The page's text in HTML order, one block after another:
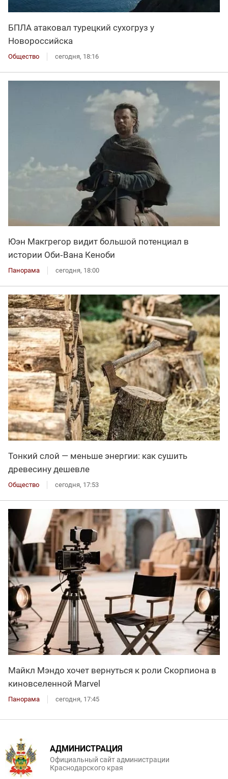
БПЛА атаковал турецкий сухогруз у
Новороссийска
Общество сегодня, 18:16
Юэн Макгрегор видит большой потенциал в
истории Оби‑Вана Кеноби
Панорама сегодня, 18:00
Тонкий слой — меньше энергии: как сушить
древесину дешевле
Общество сегодня, 17:53
Майкл Мэндо хочет вернуться к роли Скорпиона в
киновселенной Marvel
Панорама сегодня, 17:45
АДМИНИСТРАЦИЯ
Официальный сайт администрации
Краснодарского края